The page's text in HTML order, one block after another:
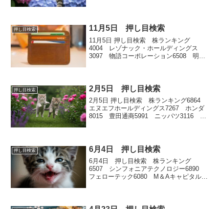
押し目検索 11月5日 押し目検索
11月5日 押し目検索 株ランキング
4004 レゾナック・ホールディングス
3097 物語コーポレーション6508 明電
押し目検索 2月5日 押し目検索
2月5日 押し目検索 株ランキング6864
エヌエフホールディングス7267 ホンダ
8015 豊田通商5991 ニッパツ3116 ト
押し目検索 6月4日 押し目検索
6月4日 押し目検索 株ランキング
6507 シンフォニアテクノロジー6890
フェローテック6080 M＆Aキャピタルパ